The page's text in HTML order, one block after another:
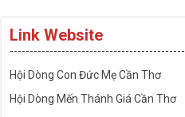
Link Website
Hội Dòng Con Đức Mẹ Cần Thơ
Hội Dòng Mến Thánh Giá Cần Thơ